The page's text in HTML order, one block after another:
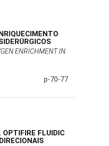
ENRICHMENT IN
p-70-77
OPTIFIRE FLUIDIC